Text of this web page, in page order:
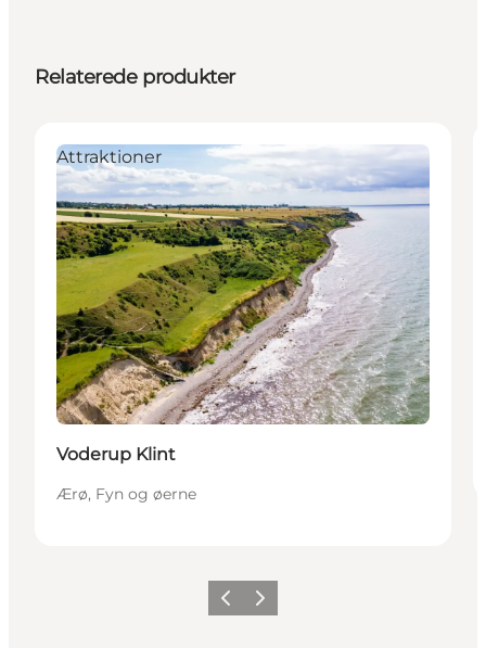
Relaterede produkter
Attraktioner
Voderup Klint
Ærø, Fyn og øerne
ForrigeNæste